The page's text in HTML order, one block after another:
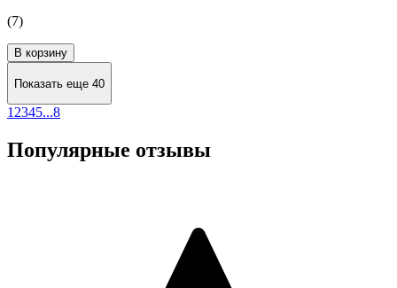
(7)
В корзину
Показать еще 40
1 2345...8
Популярные отзывы